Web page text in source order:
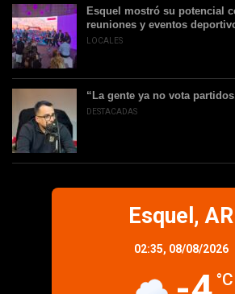
Esquel mostró su potencial
reuniones y eventos
LOCALES
“La gente ya no vota
DESTACADAS
Esquel, AR
02:35, 08/08/2026
°C